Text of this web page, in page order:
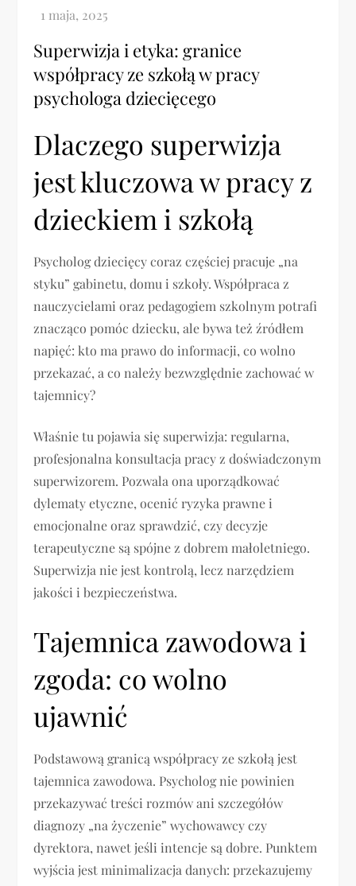
Superwizja i etyka: granice
współpracy ze szkołą w pracy
psychologa dziecięcego
Dlaczego superwizja
jest kluczowa w pracy z
dzieckiem i szkołą
Psycholog dziecięcy coraz częściej pracuje „na
styku” gabinetu, domu i szkoły. Współpraca z
nauczycielami oraz pedagogiem szkolnym potrafi
znacząco pomóc dziecku, ale bywa też źródłem
napięć: kto ma prawo do informacji, co wolno
przekazać, a co należy bezwzględnie zachować w
tajemnicy?
Właśnie tu pojawia się superwizja: regularna,
profesjonalna konsultacja pracy z doświadczonym
superwizorem. Pozwala ona uporządkować
dylematy etyczne, ocenić ryzyka prawne i
emocjonalne oraz sprawdzić, czy decyzje
terapeutyczne są spójne z dobrem małoletniego.
Superwizja nie jest kontrolą, lecz narzędziem
jakości i bezpieczeństwa.
Tajemnica zawodowa i
zgoda: co wolno
ujawnić
Podstawową granicą współpracy ze szkołą jest
tajemnica zawodowa. Psycholog nie powinien
przekazywać treści rozmów ani szczegółów
diagnozy „na życzenie” wychowawcy czy
dyrektora, nawet jeśli intencje są dobre. Punktem
wyjścia jest minimalizacja danych: przekazujemy